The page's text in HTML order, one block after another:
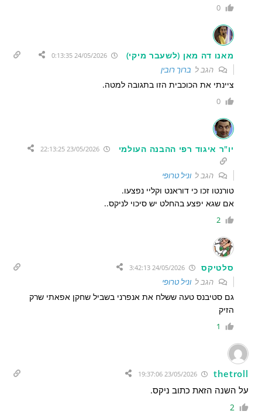
0
מאנו דה מאן (לשעבר מיקי) 24/05/2026 0:13:35
הגב ל ברוך רובין
ציינתי את הכוכבית הזו בתגובה למטה.
0
יו"ר איגוד רפי ההבנה העולמי 23/05/2026 22:13:25
הגב לוניל טרופי
טורנטו זכו כי דוראנט וקליי נפצעו.
אם שגא יפצע בהחלט יש סיכוי לניקס..
2
סלטיקס
הגב לוניל טרופי
גם סטיבנס טעה ששלח את אנפרני בשביל שחקן אפאתי שרק
הזיק
1
thetroll
23/05/2026 19:37:06
על השנה הזאת כתוב ניקס.
2